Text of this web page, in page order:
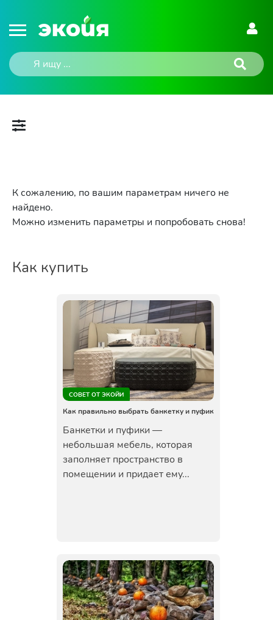
К сожалению, по вашим параметрам ничего не
найдено.
Можно изменить параметры и попробовать снова!
Как купить
СОВЕТ ОТ ЭКОЙИ
Как правильно выбрать банкетку и пуфик
Банкетки и пуфики —
небольшая мебель, которая
заполняет пространство в
помещении и придает ему...